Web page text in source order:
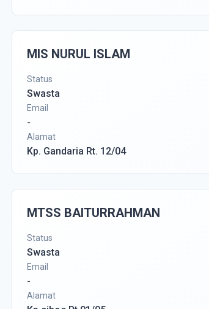
MIS NURUL ISLAM
Status
Swasta
Email
-
Alamat
Kp. Gandaria Rt. 12/04
MTSS BAITURRAHMAN
Status
Swasta
Email
-
Alamat